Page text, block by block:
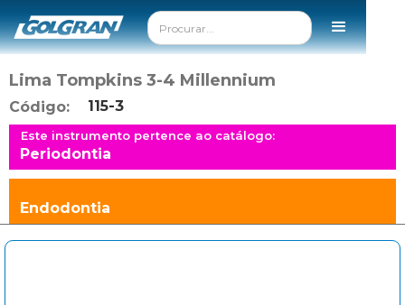
Lima Tompkins 3-4 Millennium
Código: 115-3
Este instrumento pertence ao catálogo:
Periodontia
Endodontia